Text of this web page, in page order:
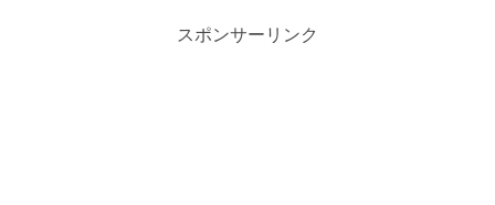
スポンサーリンク